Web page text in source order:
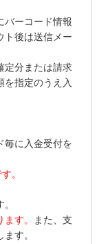
バーコード情報
ト後は送信メー
定分または請求
を指定のうえ入
毎に入金受付を
。
す。
また、支
す。